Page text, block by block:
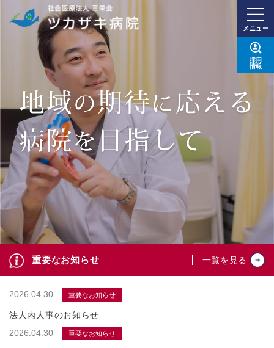
メニュー
採用
情報
重要なお知らせ 一覧を見る
2026.04.30 重要なお知らせ
法人内人事のお知らせ
2026.04.30
重要なお知らせ